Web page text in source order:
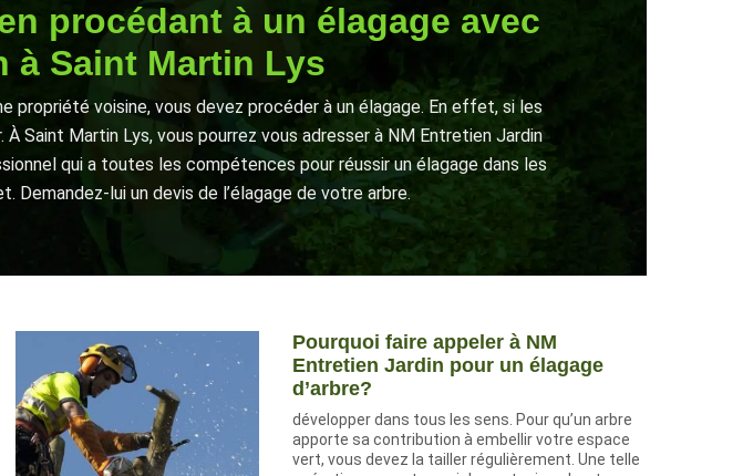
procédant à un élagage avec
à Saint Martin Lys
propriété voisine, vous devez procéder à un élagage. En effet, si les
Saint Martin Lys, vous pourrez vous adresser à NM Entretien Jardin
qui a toutes les compétences pour réussir un élagage dans les
lui un devis de l’élagage de votre arbre.
Pourquoi faire appeler à NM
Entretien Jardin pour un élagage
d’arbre?
développer dans tous les sens. Pour qu’un arbre
apporte sa contribution à embellir votre espace
vert, vous devez la tailler régulièrement. Une telle